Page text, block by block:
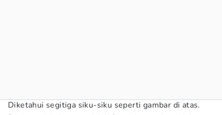
Diketahui segitiga siku-siku seperti gambar di atas.